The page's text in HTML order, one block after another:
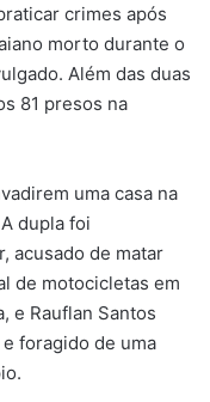
crimes após
morto durante o
Além das duas
81 presos na
uma casa na
dupla foi
acusado de matar
de motocicletas em
e Rauflan Santos
foragido de uma